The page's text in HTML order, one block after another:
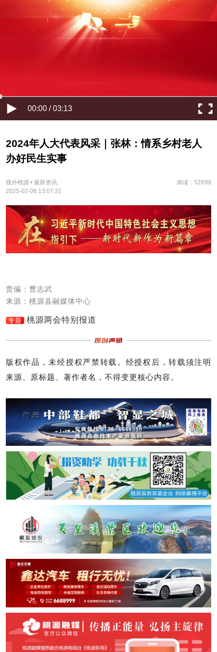
00:00 / 03:13
2024年人大代表风采｜张林：情系乡村老人
办好民生实事
视外桃源 • 最新资讯
阅读：52699
2025-02-06 13:07:31
责编：曹志武
来源：桃源县融媒体中心
专题 桃源两会特别报道
版权作品，未经授权严禁转载。经授权后，转载须注明
来源、原标题、著作者名，不得变更核心内容。